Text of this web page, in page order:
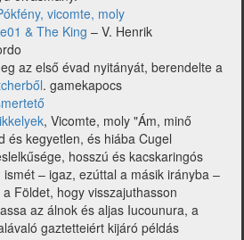
vicomte, moly
& The King – V. Henrik
az első évad nyitányát, berendelte a
. gamekapocs
, Vicomte, moly "Ám, minő
és kegyetlen, és hiába Cugel
hosszú és kacskaringós
– igaz, ezúttal a másik irányba –
Földet, hogy visszajuthasson
az álnok és aljas Iucounura, a
gaztetteiért kijáró példás